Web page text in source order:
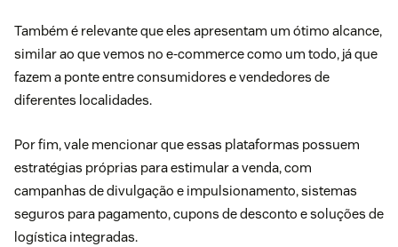
Também é relevante que eles apresentam um ótimo alcance,
similar ao que vemos no e-commerce como um todo, já que
fazem a ponte entre consumidores e vendedores de
diferentes localidades.
Por fim, vale mencionar que essas plataformas possuem
estratégias próprias para estimular a venda, com
campanhas de divulgação e impulsionamento, sistemas
seguros para pagamento, cupons de desconto e soluções de
logística integradas.